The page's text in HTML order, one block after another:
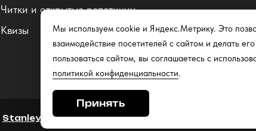
Мы используем cookie и Яндекс.Метрику. Это
взаимодействие посетителей с сайтом и делать
пользоваться сайтом, вы соглашаетесь с
политикой конфиденциальности.
Принять
Читки и открытые репетиции
Квизы
Stanley Group, 2025.